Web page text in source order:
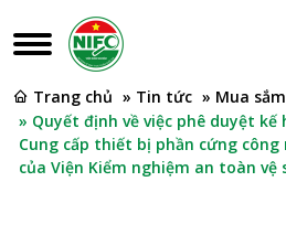
Trang chủ » Tin tức » Mua
» Quyết định về việc phê duyệt
Cung cấp thiết bị phần cứng
của Viện Kiểm nghiệm an toàn